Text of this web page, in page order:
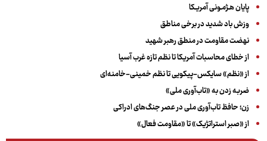
پایان هـژمـونی آمریـکا
وزش باد شدید در برخی مناطق
نهضت مقاومت در منطق رهبر شهید
از خطای محاسبات آمریکا تا نظم تازه غرب آسیا
از «نظم» سایکس-پیکویی تا نظم خمینی-خامنه‌ای
ضربه زدن به «تاب‌آوری ملی»
زن؛ حافظ تاب‌آوری ملی در عصر جنگ‌های ادراکی
از «صبر استراتژیک» تا «مقاومت فعال»